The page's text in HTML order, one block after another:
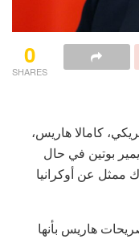
0
SHARES
كامالا هاريس،
بوتين في حال
ممثل عن أوكرانيا
هاريس بأنها